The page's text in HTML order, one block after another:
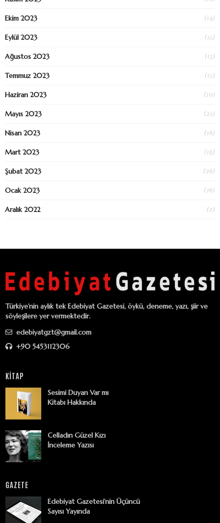
Ekim 2023 (14)
Eylül 2023 (15)
Ağustos 2023 (13)
Temmuz 2023 (15)
Haziran 2023 (10)
Mayıs 2023 (25)
Nisan 2023 (16)
Mart 2023 (19)
Şubat 2023 (26)
Ocak 2023 (76)
Aralık 2022 (2)
Türkiye’nin aylık tek Edebiyat Gazetesi, öykü, deneme, yazı, şiir ve
söyleşilere yer vermektedir.
edebiyatgzt@gmail.com
+90 5453112306
KİTAP
Sesimi Duyan Var mı
Kitabı Hakkında
Celladın Güzel Kızı
İnceleme Yazısı
GAZETE
Edebiyat Gazetesi’nin Üçüncü
Sayısı Yayında